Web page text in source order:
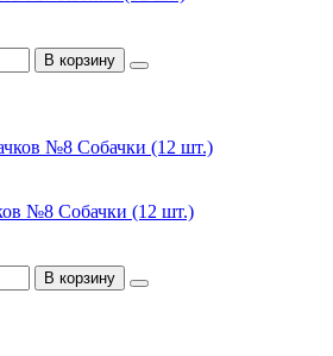
В корзину
№8 Собачки (12 шт.)
В корзину